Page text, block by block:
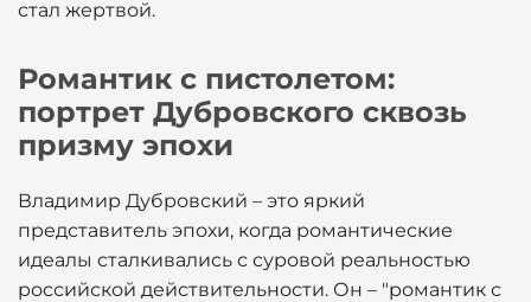
стал жертвой.
Романтик с пистолетом:
портрет Дубровского сквозь
призму эпохи
Владимир Дубровский – это яркий
представитель эпохи, когда романтические
идеалы сталкивались с суровой реальностью
российской действительности. Он – "романтик с